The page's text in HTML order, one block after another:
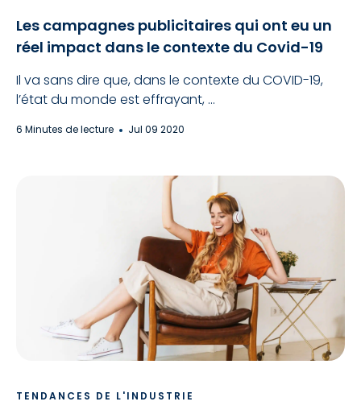
Les campagnes publicitaires qui ont eu un
réel impact dans le contexte du Covid-19
Il va sans dire que, dans le contexte du COVID-19,
l’état du monde est effrayant, ...
6 Minutes de lecture Jul 09 2020
TENDANCES DE L'INDUSTRIE